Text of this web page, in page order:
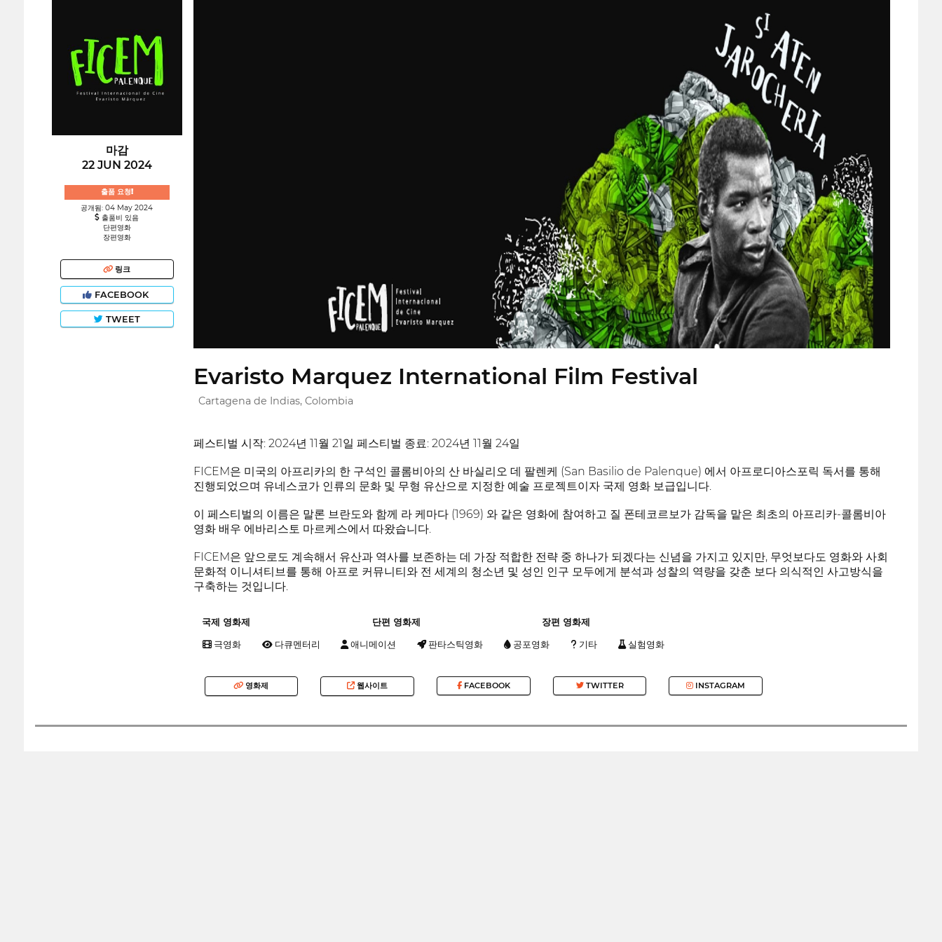
마감
22 JUN 2024
출품 요청!
공개됨: 04 May 2024
출품비 있음
단편영화
장편영화
링크
FACEBOOK
TWEET
Evaristo Marquez International Film Festival
Cartagena de Indias, Colombia
페스티벌 시작: 2024년 11월 21일 페스티벌 종료: 2024년 11월 24일
FICEM은 미국의 아프리카의 한 구석인 콜롬비아의 산 바실리오 데 팔렌케 (San Basilio de Palenque) 에서 아프로디아스포릭 독서를 통해
진행되었으며 유네스코가 인류의 문화 및 무형 유산으로 지정한 예술 프로젝트이자 국제 영화 보급입니다.
이 페스티벌의 이름은 말론 브란도와 함께 라 케마다 (1969) 와 같은 영화에 참여하고 질 폰테코르보가 감독을 맡은 최초의 아프리카-콜롬비아
영화 배우 에바리스토 마르케스에서 따왔습니다.
FICEM은 앞으로도 계속해서 유산과 역사를 보존하는 데 가장 적합한 전략 중 하나가 되겠다는 신념을 가지고 있지만, 무엇보다도 영화와 사회
문화적 이니셔티브를 통해 아프로 커뮤니티와 전 세계의 청소년 및 성인 인구 모두에게 분석과 성찰의 역량을 갖춘 보다 의식적인 사고방식을
구축하는 것입니다.
국제 영화제 단편 영화제 장편 영화제
극영화 다큐멘터리 애니메이션 판타스틱영화 공포영화 기타 실험영화
영화제 웹사이트 FACEBOOK TWITTER INSTAGRAM